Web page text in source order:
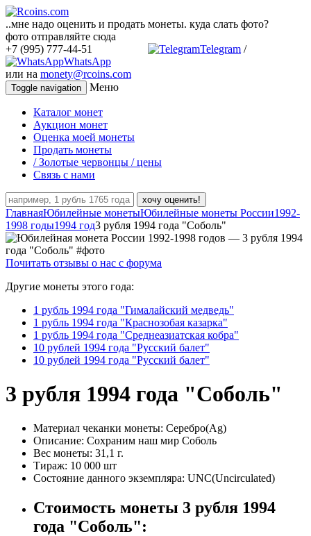
..мне надо оценить и продать монеты. куда слать фото?
фото отправляйте сюда
+7 (995) 777-44-51
Telegram /
WhatsApp
или на monety@rcoins.com
Toggle navigation Меню
Каталог монет
Аукцион монет
Оценка моей монеты
Продать монеты
/ Золотые червонцы / цены
Связь с нами
хочу оценить!
ГлавнаяЮбилейные монетыЮбилейные монеты России1992-
1998 годы1994 год3 рубля 1994 года "Соболь"
Почитать отзывы о нас с форума
Другие монеты этого года:
1 рубль 1994 года "Гималайский медведь"
1 рубль 1994 года "Краснозобая казарка"
1 рубль 1994 года "Среднеазиатская кобра"
10 рублей 1994 года "Русский балет"
10 рублей 1994 года "Русский балет"
3 рубля 1994 года "Соболь"
Материал чеканки монеты: Серебро(Ag)
Описание: Сохраним наш мир Соболь
Вес монеты: 31,1 г.
Тираж: 10 000 шт
Состояние данного экземпляра: UNC(Uncirculated)
Стоимость монеты 3 рубля 1994
года "Соболь":